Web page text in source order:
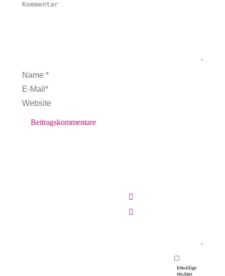
Kommentar
Name *
E-Mail *
Website
Beitragskommentare
Ich willige
ein, dass